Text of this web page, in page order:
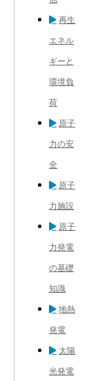
再生
エネル
ギーと
環境負
荷
原子
力の安
全
原子
力施設
原子
力発電
の基礎
知識
地熱
発電
太陽
光発電